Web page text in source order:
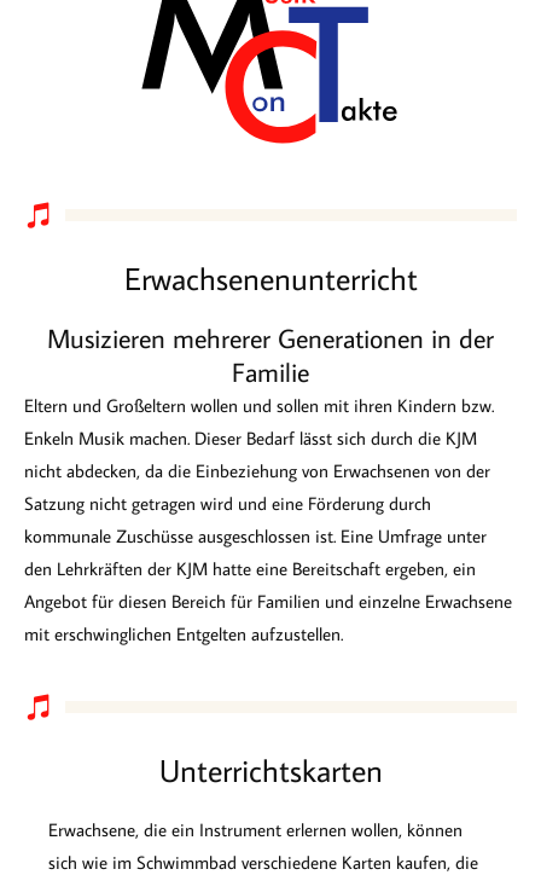
Erwachsenenunterricht
Musizieren mehrerer Generationen in der
Familie
Eltern und Großeltern wollen und sollen mit ihren Kindern bzw.
Enkeln Musik machen. Dieser Bedarf lässt sich durch die KJM
nicht abdecken, da die Einbeziehung von Erwachsenen von der
Satzung nicht getragen wird und eine Förderung durch
kommunale Zuschüsse ausgeschlossen ist. Eine Umfrage unter
den Lehrkräften der KJM hatte eine Bereitschaft ergeben, ein
Angebot für diesen Bereich für Familien und einzelne Erwachsene
mit erschwinglichen Entgelten aufzustellen.
Unterrichtskarten
Erwachsene, die ein Instrument erlernen wollen, können
sich wie im Schwimmbad verschiedene Karten kaufen, die